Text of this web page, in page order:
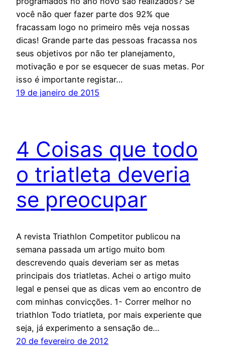
você não quer fazer parte dos 92% que
fracassam logo no primeiro mês veja nossas
dicas! Grande parte das pessoas fracassa nos
seus objetivos por não ter planejamento,
motivação e por se esquecer de suas metas. Por
isso é importante registar…
19 de janeiro de 2015
4 Coisas que todo
o triatleta deveria
se preocupar
A revista Triathlon Competitor publicou na
semana passada um artigo muito bom
descrevendo quais deveriam ser as metas
principais dos triatletas. Achei o artigo muito
legal e pensei que as dicas vem ao encontro de
com minhas convicções. 1- Correr melhor no
triathlon Todo triatleta, por mais experiente que
seja, já experimento a sensação de…
20 de fevereiro de 2012